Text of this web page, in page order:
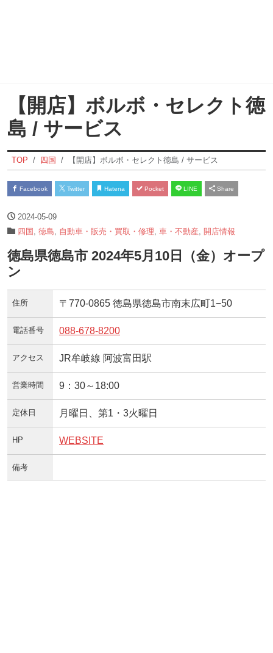
【開店】ボルボ・セレクト徳
島 / サービス
TOP 四国 【開店】ボルボ・セレクト徳島 / サービス
Facebook Twitter Hatena Pocket LINE Share
2024-05-09
四国 徳島 自動車・販売・買取・修理 車・不動産 開店情報
徳島県徳島市 2024年5月10日（金）オープ
ン
住所 〒770-0865 徳島県徳島市南末広町1−50
電話番号 088-678-8200
アクセス JR牟岐線 阿波富田駅
営業時間 9：30～18:00
定休日 月曜日、第1・3火曜日
HP WEBSITE
備考